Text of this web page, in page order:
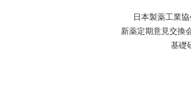
日本製薬工業
新薬定期意見交換
基礎